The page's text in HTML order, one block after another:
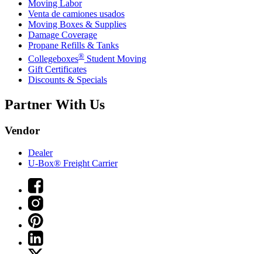
Moving Labor
Venta de camiones usados
Moving Boxes & Supplies
Damage Coverage
Propane Refills & Tanks
Collegeboxes® Student Moving
Gift Certificates
Discounts & Specials
Partner With Us
Vendor
Dealer
U-Box® Freight Carrier